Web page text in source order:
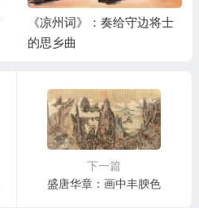
《凉州词》：奏给守边将士
的思乡曲
下一篇
盛唐华章：画中丰腴色